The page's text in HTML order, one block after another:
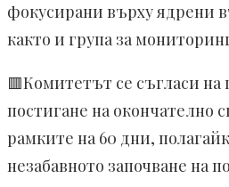
фокусирани върху ядрени
както и група за
🟥Комитетът се съгласи на
постигане на окончателно
рамките на 60 дни,
незабавното започване на